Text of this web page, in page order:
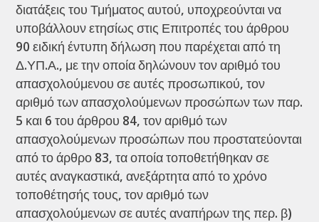
διατάξεις του Τμήματος αυτού, υποχρεούνται να
υποβάλλουν ετησίως στις Επιτροπές του άρθρου
90 ειδική έντυπη δήλωση που παρέχεται από τη
Δ.ΥΠ.Α., με την οποία δηλώνουν τον αριθμό του
απασχολούμενου σε αυτές προσωπικού, τον
αριθμό των απασχολούμενων προσώπων των παρ.
5 και 6 του άρθρου 84, τον αριθμό των
απασχολούμενων προσώπων που προστατεύονται
από το άρθρο 83, τα οποία τοποθετήθηκαν σε
αυτές αναγκαστικά, ανεξάρτητα από το χρόνο
τοποθέτησής τους, τον αριθμό των
απασχολούμενων σε αυτές αναπήρων της περ. β)